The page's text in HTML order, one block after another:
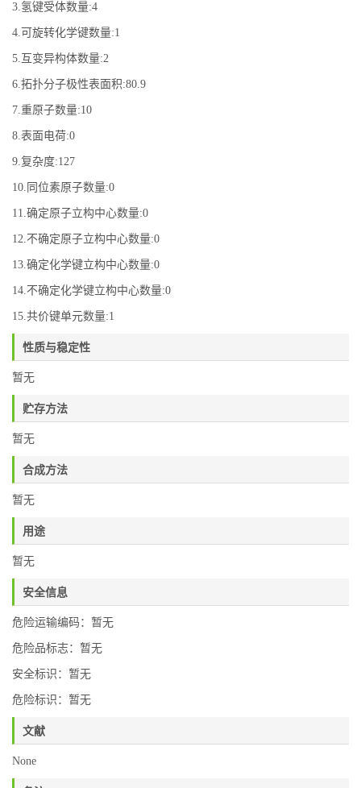
3.氢键受体数量:4
4.可旋转化学键数量:1
5.互变异构体数量:2
6.拓扑分子极性表面积:80.9
7.重原子数量:10
8.表面电荷:0
9.复杂度:127
10.同位素原子数量:0
11.确定原子立构中心数量:0
12.不确定原子立构中心数量:0
13.确定化学键立构中心数量:0
14.不确定化学键立构中心数量:0
15.共价键单元数量:1
性质与稳定性
暂无
贮存方法
暂无
合成方法
暂无
用途
暂无
安全信息
危险运输编码：暂无
危险品标志：暂无
安全标识：暂无
危险标识：暂无
文献
None